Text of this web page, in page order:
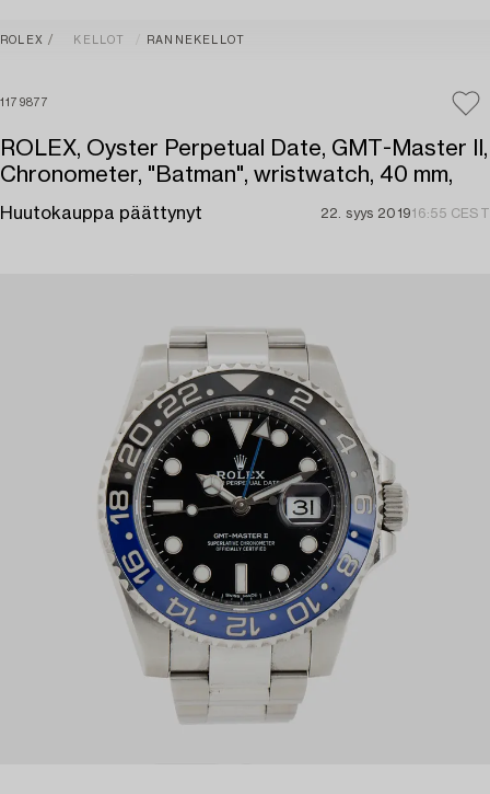
ROLEX KELLOT RANNEKELLOT
1179877
ROLEX, Oyster Perpetual Date, GMT-Master II,
Chronometer, "Batman", wristwatch, 40 mm,
Huutokauppa päättynyt 22. syys 201916:55 CEST